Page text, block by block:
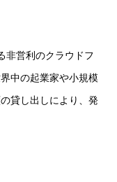
非営利のクラウドフ
中の起業家や小規模
貸し出しにより、発